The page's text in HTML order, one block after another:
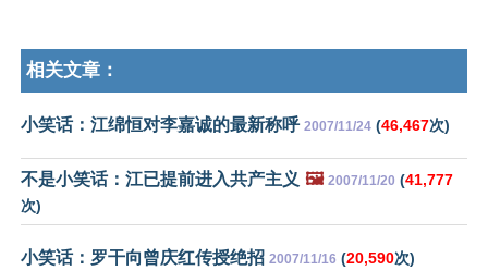
相关文章：
小笑话：江绵恒对李嘉诚的最新称呼 2007/11/24 (46,467次)
不是小笑话：江已提前进入共产主义 🖼️ 2007/11/20 (41,777
次)
小笑话：罗干向曾庆红传授绝招 2007/11/16 (20,590次)